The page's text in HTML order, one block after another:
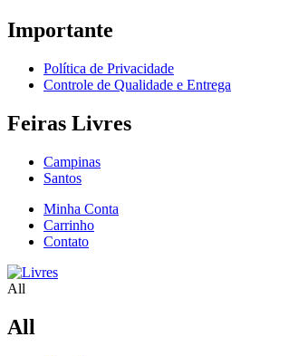
Importante
Política de Privacidade
Controle de Qualidade e Entrega
Feiras Livres
Campinas
Santos
Minha Conta
Carrinho
Contato
All
All